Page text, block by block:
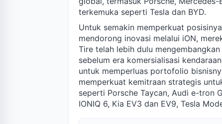
terkemuka seperti Tesla dan BYD.
Untuk semakin memperkuat
mendorong inovasi melalui iON,
Tire telah lebih dulu
sebelum era komersialisasi
untuk memperluas portofolio
memperkuat kemitraan strategis
seperti Porsche Taycan, Audi e-tron
IONIQ 6, Kia EV3 dan EV9, Tesla